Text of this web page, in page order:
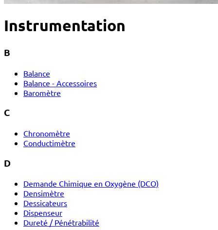
Instrumentation
B
Balance
Balance - Accessoires
Baromètre
C
Chronomètre
Conductimètre
D
Demande Chimique en Oxygène (DCO)
Densimètre
Dessicateurs
Dispenseur
Dureté / Pénétrabilité